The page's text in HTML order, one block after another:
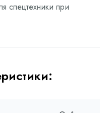
спецтехники при